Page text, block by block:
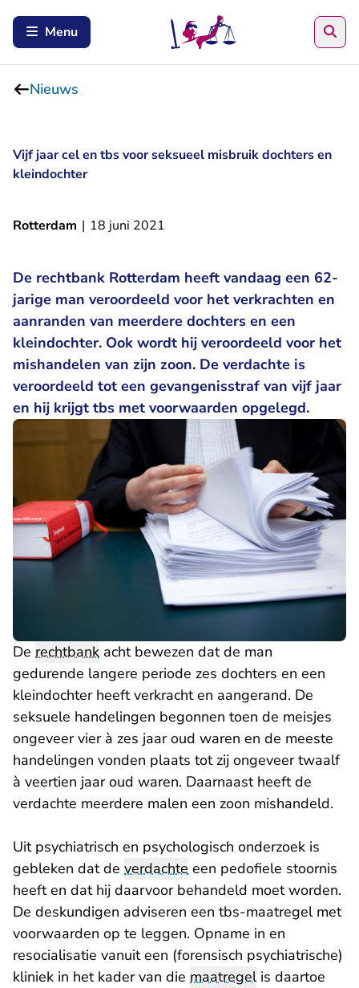
Menu
Nieuws
Vijf jaar cel en tbs voor seksueel misbruik dochters en
kleindochter
Rotterdam | 18 juni 2021
De rechtbank Rotterdam heeft vandaag een 62-
jarige man veroordeeld voor het verkrachten en
aanranden van meerdere dochters en een
kleindochter. Ook wordt hij veroordeeld voor het
mishandelen van zijn zoon. De verdachte is
veroordeeld tot een gevangenisstraf van vijf jaar
en hij krijgt tbs met voorwaarden opgelegd.
De rechtbank acht bewezen dat de man
gedurende langere periode zes dochters en een
kleindochter heeft verkracht en aangerand. De
seksuele handelingen begonnen toen de meisjes
ongeveer vier à zes jaar oud waren en de meeste
handelingen vonden plaats tot zij ongeveer twaalf
à veertien jaar oud waren. Daarnaast heeft de
verdachte meerdere malen een zoon mishandeld.
Uit psychiatrisch en psychologisch onderzoek is
gebleken dat de verdachte een pedofiele stoornis
heeft en dat hij daarvoor behandeld moet worden.
De deskundigen adviseren een tbs-maatregel met
voorwaarden op te leggen. Opname in en
resocialisatie vanuit een (forensisch psychiatrische)
kliniek in het kader van die maatregelis daartoe